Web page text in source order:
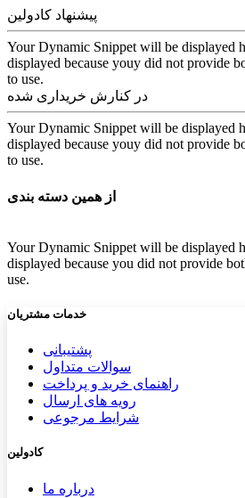
پیشنهاد کادولین
Your Dynamic Snippet will be displayed
displayed because youy did not provide
to use.
در کنارش خریداری شده
Your Dynamic Snippet will be displayed
displayed because youy did not provide
to use.
از همین دسته بندی
Your Dynamic Snippet will be displayed
displayed because you did not provide
use.
خدمات مشتریان
پشتیب​​انی
سوالات متداول
راهنمای خرید و پرداخت
رویه های ارسال
شرایط مرجوعی
کادولین
درباره ما